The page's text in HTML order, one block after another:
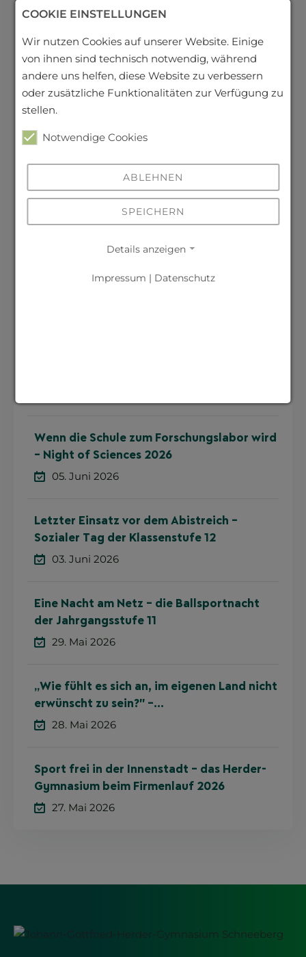
Latein26. Juni 2026
Einblick unter die Haut – Körperwelten-
Besuch in Chemnitz
23. Juni 2026
London, Cambridge und Gastfamilien – die
„Warum bleibt dieser Stuhl leer?" – Die
Wenn die Schule zum Forschungslabor wird
– Night of Sciences 2026
05. Juni 2026
Letzter Einsatz vor dem Abistreich –
Sozialer Tag der Klassenstufe 12
03. Juni 2026
Eine Nacht am Netz – die Ballsportnacht
der Jahrgangsstufe 11
29. Mai 2026
„Wie fühlt es sich an, im eigenen Land nicht
erwünscht zu sein?" –
Zeitzeugenbegegnung in der Klassenstufe
28. Mai 2026
Sport frei in der Innenstadt – das Herder-
Gymnasium beim Firmenlauf 2026
27. Mai 2026
COOKIE EINSTELLUNGEN
Wir nutzen Cookies auf unserer Website. Einige
von ihnen sind technisch notwendig, während
andere uns helfen, diese Website zu verbessern
oder zusätzliche Funktionalitäten zur Verfügung zu
stellen.
Notwendige Cookies
ABLEHNEN
SPEICHERN
Details anzeigen
Impressum | Datenschutz